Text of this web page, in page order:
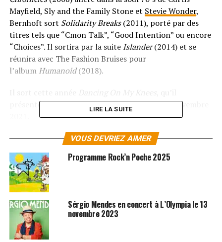
Mayfield, Sly and the Family Stone et Stevie Wonder,
Bernhoft sort Solidarity Breaks(2011), porté par des
titres tels que “Cmon Talk”, “Good Intention” ou encore
“Choices”. Il sortira par la suite Islander(2014) et se
réunira avec The Fashion Bruises pour
l’album Humanoid(2018).
présentera sur scène au Café de la Danse le 2 novembre
RÉSERVER VOS BILLETS
SUJETS ASSOCIÉS:
STEVIE WONDER
LIRE LA SUITE
VOUS DEVRIEZ AIMER
Programme Rock’n Poche 2025
Sérgio Mendes en concert à L’Olympia le 13
novembre 2023